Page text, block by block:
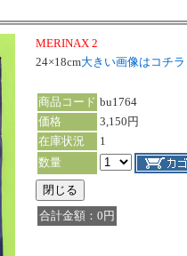
MERINAX 2
24×18cm大きい画像はコチラ
商品コード bu1764
価格
3,150円
在庫状況
1
数量
合計金額：0円